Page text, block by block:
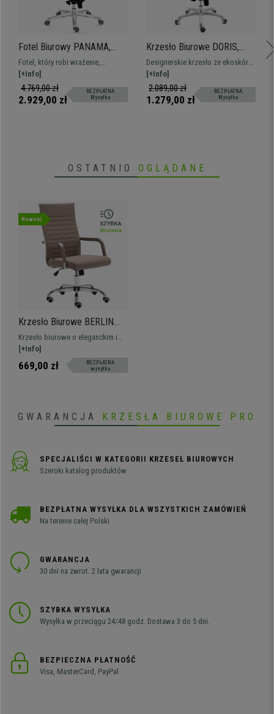
• Wbudowane podłokietniki
Dostępne w wielu kolorach
• Kółka do każdej powierzchni
Fotel Biurowy PANAMA,
Bardzo Wygodny i Elegancki,
Solidny i Wysokiej Jakości,
Skóra, Czarny
Fotel, który robi wrażenie,
obszerny i doskonałej jakości.
Wyjątkowo wygodny i delikatna
skóra, podstawa z aluminium
[+Info]
4.769,00 zł
2.929,00 zł
BEZPŁATNA
Wysyłka
Krzesło Biurowe DORIS,
Chromowany Metalowy
Stelaż, Eleganckie
Wykończenie, Skórzane
Czarne
Designerskie krzesło ze ekoskóry
na stelażu ze stali chromowanej.
4-poziomowy mechanizm bujania.
Wygoda i styl!
[+Info]
2.089,00 zł
1.279,00 zł
BEZPŁATNA
Wysyłka
OSTATNIO OGLĄDANE
Nowość
Krzesło Biurowe BERLIN
TKANINA, Elegancki Design,
Bardzo Wygodne,
Szarobrązowe
Krzesło biurowe o eleganckim i
nowoczesnym designie, przyciąga
wzrok i łączy komfort z
materiałami najwyższej jakości.
[+Info]
669,00 zł
BEZPŁATNA
wysyłka
GWARANCJA KRZESŁA BIUROWE PRO
SPECJALIŚCI W KATEGORII KRZESEŁ BIUROWYCH
Szeroki katalog produktów
BEZPŁATNA WYSYŁKA DLA WSZYSTKICH ZAMÓWIEŃ
Na terenie całej Polski
GWARANCJA
30 dni na zwrot. 2 lata gwarancji
SZYBKA WYSYŁKA
Wysyłka w przeciągu 24/48 godz. Dostawa 3 do 5 dni.
BEZPIECZNA PŁATNOŚĆ
Visa, MasterCard, PayPal